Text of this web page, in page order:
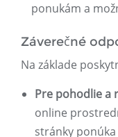
ponukám a
Záverečné
Na základe
Pre pohodlie a
online
stránky